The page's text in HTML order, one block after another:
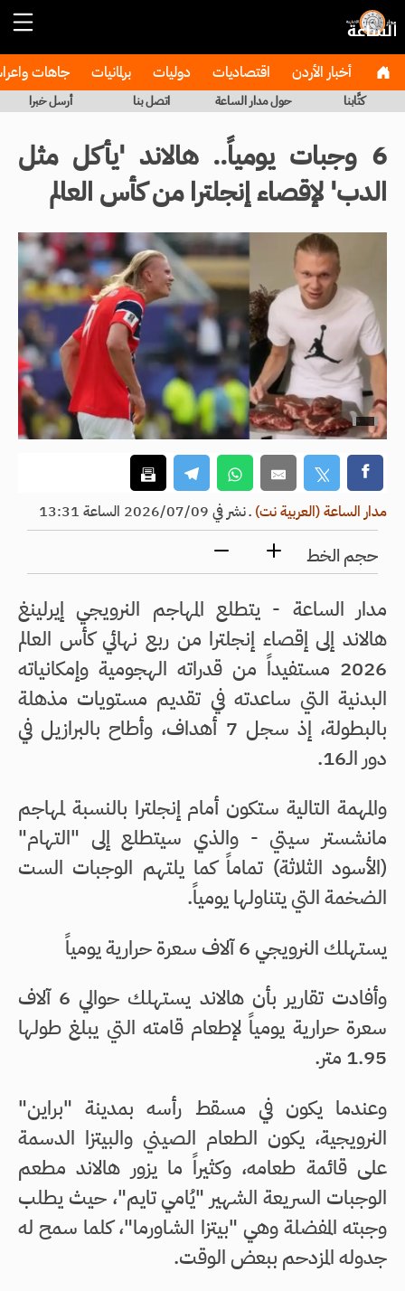
أخبار الأردن اقتصاديات دوليات برلمانيات جاهات
كتَّابنا حول مدار الساعة اتصل بنا أرسل خبرا
6 وجبات يومياً.. هالاند 'يأكل مثل
الدب' لإقصاء إنجلترا من كأس العالم
مدار الساعة (العربية نت) ـنشر في 2026/07/09 الساعة 13:31
حجم الخط
مدار الساعة - يتطلع المهاجم النرويجي إيرلينغ
هالاند إلى إقصاء إنجلترا من ربع نهائي كأس العالم
2026 مستفيداً من قدراته الهجومية وإمكانياته
البدنية التي ساعدته في تقديم مستويات مذهلة
بالبطولة، إذ سجل 7 أهداف، وأطاح بالبرازيل في
دور الـ16.
والمهمة التالية ستكون أمام إنجلترا بالنسبة لمهاجم
مانشستر سيتي - والذي سيتطلع إلى "التهام"
(الأسود الثلاثة) تماماً كما يلتهم الوجبات الست
الضخمة التي يتناولها يومياً.
يستهلك النرويجي 6 آلاف سعرة حرارية يومياً
وأفادت تقارير بأن هالاند يستهلك حوالي 6 آلاف
سعرة حرارية يومياً لإطعام قامته التي يبلغ طولها
1.95 متر.
وعندما يكون في مسقط رأسه بمدينة "براين"
النرويجية، يكون الطعام الصيني والبيتزا الدسمة
على قائمة طعامه، وكثيراً ما يزور هالاند مطعم
الوجبات السريعة الشهير "يُامي تايم"، حيث يطلب
وجبته المفضلة وهي "بيتزا الشاورما"، كلما سمح له
جدوله المزدحم ببعض الوقت.